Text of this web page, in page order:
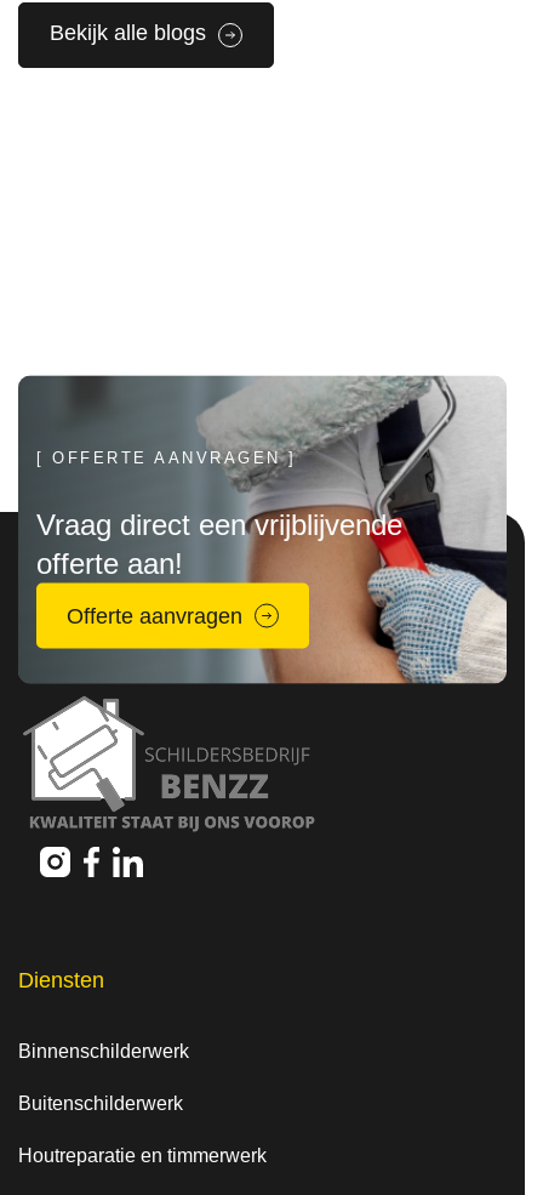
Bekijk alle blogs
[ OFFERTE AANVRAGEN ]
Vraag direct een vrijblijvende
offerte aan!
Offerte aanvragen
Diensten
Binnenschilderwerk
Buitenschilderwerk
Houtreparatie en timmerwerk